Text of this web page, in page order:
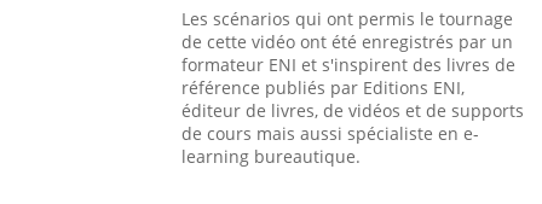
Les scénarios qui ont permis le tournage
de cette vidéo ont été enregistrés par un
formateur ENI et s'inspirent des livres de
référence publiés par Editions ENI,
éditeur de livres, de vidéos et de supports
de cours mais aussi spécialiste en e-
learning bureautique.